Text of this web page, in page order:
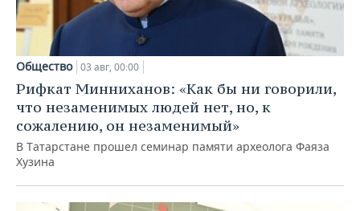
Общество 03 авг, 00:00
Рифкат Минниханов: «Как бы ни говорили,
что незаменимых людей нет, но, к
сожалению, он незаменимый»
В Татарстане прошел семинар памяти археолога Фаяза
Хузина